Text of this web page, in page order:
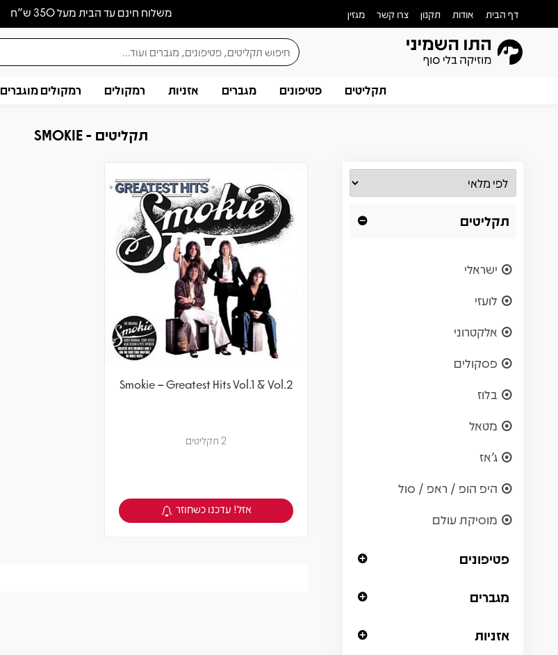
משלוח חינם עד הבית מעל 350 ש״ח דף הבית אודות תקנון צרו קשר מגזין
תקליטים פטיפונים מגברים אזניות רמקולים רמקולים מוגברים
תקליטים - SMOKIE
תקליטים
ישראלי
לועזי
אלקטרוני
פסקולים
בלוז
מטאל
ג'אז
היפ הופ / ראפ / סול
מוסיקת עולם
פטיפונים
מגברים
אזניות
Smokie – Greatest Hits Vol.1 & Vol.2
2 תקליטים
צפיה במוצר
אזל! עדכנו כשחוזר